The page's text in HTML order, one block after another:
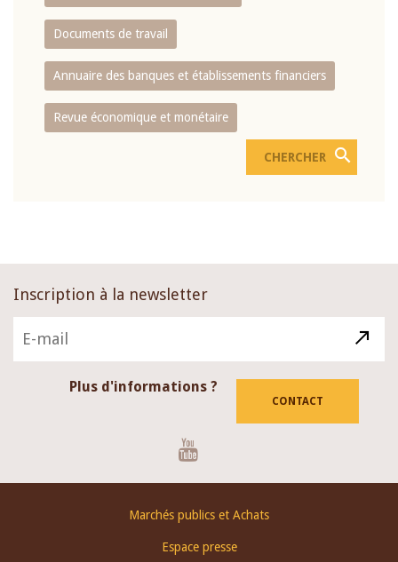
Documents de travail
Annuaire des banques et établissements financiers
Revue économique et monétaire
Inscription à la newsletter
Plus d'informations ?
CONTACT
Marchés publics et Achats
Espace presse